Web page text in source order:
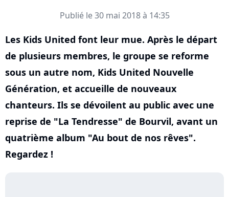
Publié le 30 mai 2018 à 14:35
Les Kids United font leur mue. Après le départ
de plusieurs membres, le groupe se reforme
sous un autre nom, Kids United Nouvelle
Génération, et accueille de nouveaux
chanteurs. Ils se dévoilent au public avec une
reprise de "La Tendresse" de Bourvil, avant un
quatrième album "Au bout de nos rêves".
Regardez !